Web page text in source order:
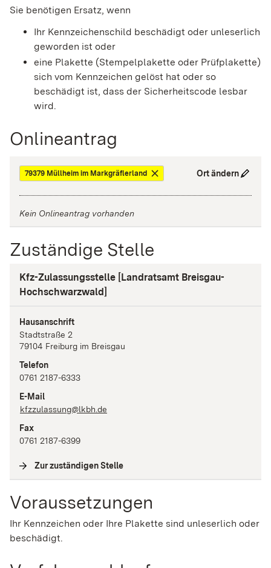
Sie benötigen Ersatz, wenn
Ihr Kennzeichenschild beschädigt oder unleserlich
geworden ist oder
eine Plakette (Stempelplakette oder Prüfplakette)
sich vom Kennzeichen gelöst hat oder so
beschädigt ist, dass der Sicherheitscode lesbar
wird.
Onlineantrag
79379 Müllheim im Markgräflerland Ort ändern
Kein Onlineantrag vorhanden
Zuständige Stelle
Kfz-Zulassungsstelle [Landratsamt Breisgau-
Hochschwarzwald]
Hausanschrift
Stadtstraße 2
79104 Freiburg im Breisgau
Telefon
0761 2187-6333
E-Mail
kfzzulassung@lkbh.de
Fax
0761 2187-6399
Zur zuständigen Stelle
Voraussetzungen
Ihr Kennzeichen oder Ihre Plakette sind unleserlich oder
beschädigt.